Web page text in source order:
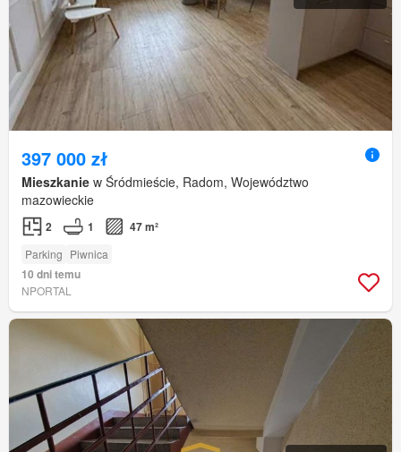
397 000 zł
Mieszkanie w Śródmieście, Radom, Województwo
mazowieckie
2 1 47 m²
Parking Piwnica
10 dni temu
NPORTAL